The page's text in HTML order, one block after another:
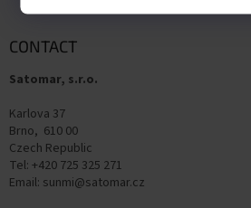
CONTACT
Satomar, s.r.o.
Karlova 37
Brno, 610 00
Czech Republic
Tel: +420 725 325 271
Email: sunmi@satomar.cz